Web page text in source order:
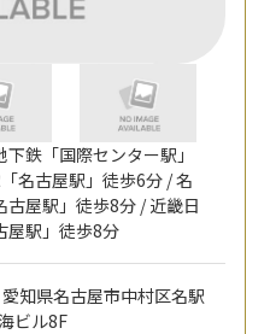
鉄「国際センター駅」
名古屋駅」徒歩6分 / 名
古屋駅」徒歩8分 / 近畿日
屋駅」徒歩8分
知県名古屋市中村区名駅
ビル8F